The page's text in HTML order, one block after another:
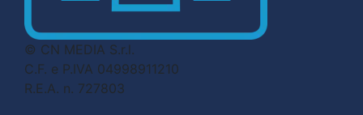
© CN MEDIA S.r.l.
C.F. e P.IVA 04998911210
R.E.A. n. 727803